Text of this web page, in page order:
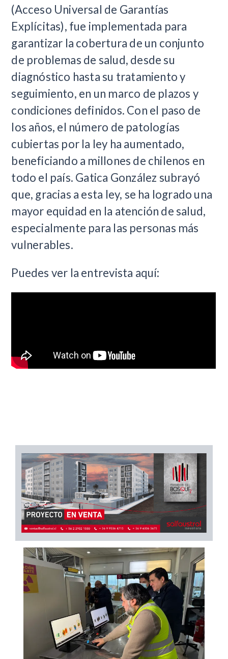
(Acceso Universal de Garantías
Explícitas), fue implementada para
garantizar la cobertura de un conjunto
de problemas de salud, desde su
diagnóstico hasta su tratamiento y
seguimiento, en un marco de plazos y
condiciones definidos. Con el paso de
los años, el número de patologías
cubiertas por la ley ha aumentado,
beneficiando a millones de chilenos en
todo el país. Gatica González subrayó
que, gracias a esta ley, se ha logrado una
mayor equidad en la atención de salud,
especialmente para las personas más
vulnerables.
Puedes ver la entrevista aquí: